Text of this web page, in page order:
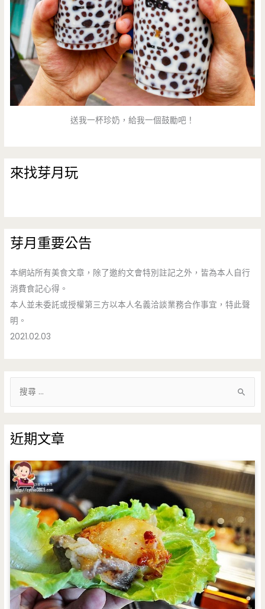
司
蛋/
海
鮮
大
送我一杯珍奶，給我一個鼓勵吧！
來找芽月玩
芽月重要公告
本網站所有美食文章，除了邀約文會特別註記之外，皆為本人自行
消費食記心得。
本人並未委託或授權第三方以本人名義洽談業務合作事宜，特此聲
明。
2021.02.03
鍵
字
:
近期文章